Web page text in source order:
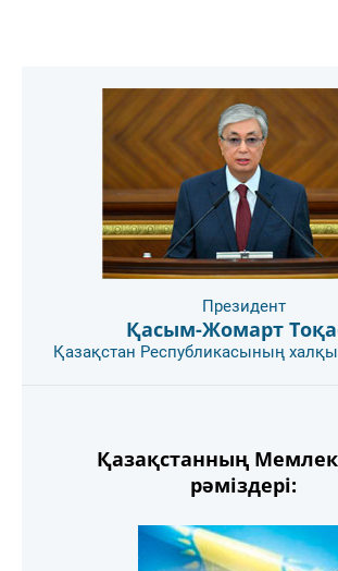
Президент
Қасым-Жомарт
Қазақстан Республикасының
Қазақстанның
рәміздері: